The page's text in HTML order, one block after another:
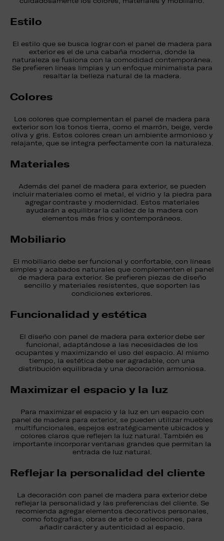
Estilo
El estilo que se busca lograr con el panel de madera para
exterior es el de una cabaña moderna, donde la
naturaleza se fusiona con la comodidad contemporánea.
Se prefieren líneas limpias y un enfoque minimalista para
resaltar la belleza natural de la madera.
Colores
Los colores que complementan el panel de madera para
exterior son los tonos tierra, como el marrón, beige, verde
oliva y gris. Estos colores crean un ambiente armonioso y
relajante, que se integra perfectamente con la naturaleza.
Materiales
Además del panel de madera para exterior, se pueden
incluir materiales como el metal, el vidrio y la piedra para
agregar contraste y modernidad. Estos materiales
ayudarán a equilibrar la calidez de la madera con
elementos más fríos y contemporáneos.
Mobiliario
El mobiliario debe ser funcional y confortable, con líneas
simples y acabados naturales que complementen el panel
de madera para exterior. Se prefieren piezas de diseño
sencillo y materiales resistentes, que soporten las
condiciones exteriores.
Funcionalidad y estética
El diseño con panel de madera para exterior debe ser
funcional, adaptándose a las necesidades de los
ocupantes y maximizando el uso del espacio. Al mismo
tiempo, la estética debe ser agradable, con una
distribución equilibrada y una decoración armoniosa.
Maximizar el espacio y la luz
Para maximizar el espacio y la luz en un espacio con
panel de madera para exterior, se pueden utilizar muebles
multifuncionales, espejos estratégicamente ubicados y
colores claros que reflejen la luz natural. También es
importante incorporar ventanas grandes que permitan la
entrada de luz natural.
Reflejar la personalidad del cliente
La decoración con panel de madera para exterior debe
reflejar la personalidad y las preferencias del cliente. Se
recomienda agregar elementos decorativos personales,
como fotografías, obras de arte o colecciones, para
añadir carácter y autenticidad al espacio.